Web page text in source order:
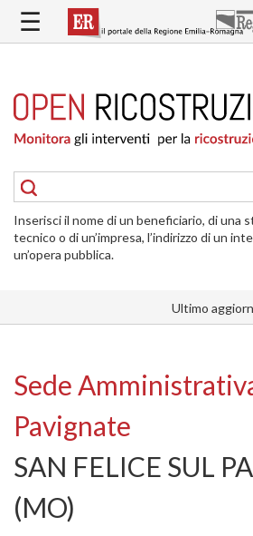
contenuto
RICOSTRUZIONE
PUBBLICA
DELLE
ABITAZIONI
RICOSTRUZIONE
ATTIVITÀ
INTERVENTI
SI
☰
Inserisci il nome di un beneficiario, di una
tecnico o di un’impresa, l’indirizzo di un
un’opera pubblica.
Ultimo
Sede
Pavignate
SAN FELICE SUL
(MO)